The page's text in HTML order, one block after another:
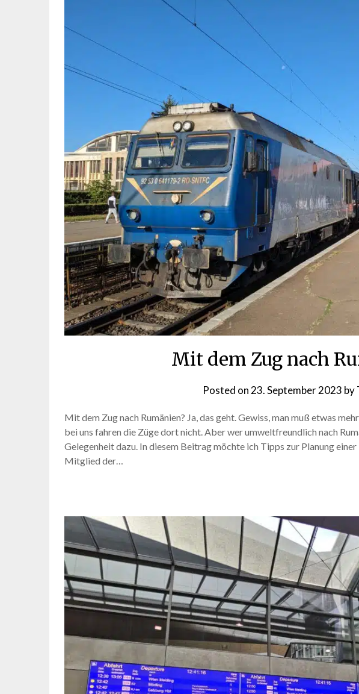
Mit dem Zug nach
Posted on23. September 2023 by
Mit dem Zug nach Rumänien? Ja, das geht. Gewiss, man muß etwas
bei uns fahren die Züge dort nicht. Aber wer umweltfreundlich nach
Gelegenheit dazu. In diesem Beitrag möchte ich Tipps zur Planung einer
Mitglied der…